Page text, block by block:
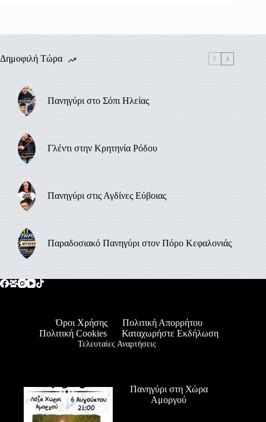
Δημοφιλή Τώρα
Πανηγύρι στο Σόπι Ηλείας
Γλέντι στην Κρητηνία Ρόδου
Πανηγύρι στις Αγδίνες Εύβοιας
Παραδοσιακό Πανηγύρι στον Πόρο Κεφαλονιάς
Όροι Χρήσης
Πολιτική Απορρήτου
Πολιτική Cookies
Καταχωρήστε Εκδήλωση
Τελευταίες Αναρτήσεις
Πανηγύρι στη Χώρα
Αμοργού